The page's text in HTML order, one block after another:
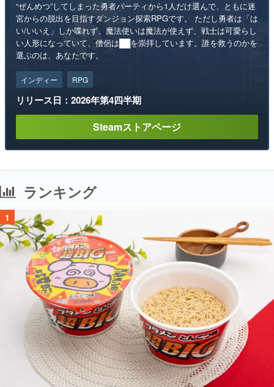
“ぜんめつ”してしまった勇者パーティから1人だけ選んで、ともに迷
宮からの脱出を目指すダンジョン探索RPGです。 ただし勇者は「は
い/いいえ」しか喋れず、魔法使いは魔法が使えず、戦士は可愛らし
い人形になっていて、僧侶は██を崇拝しています。誰を救うのかを
選ぶのは、あなたです。
インディー RPG
リリース日：2026年第4四半期
Steamストアページ
ランキング
1